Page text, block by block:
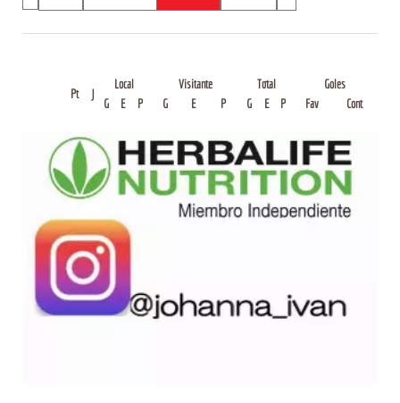
Pt J
Local Visitante Total
Goles
G
E P G E P G E P Fav Cont